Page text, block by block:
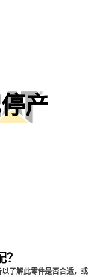
产
了解此零件是否合适，